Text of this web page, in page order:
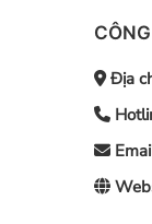
Địa